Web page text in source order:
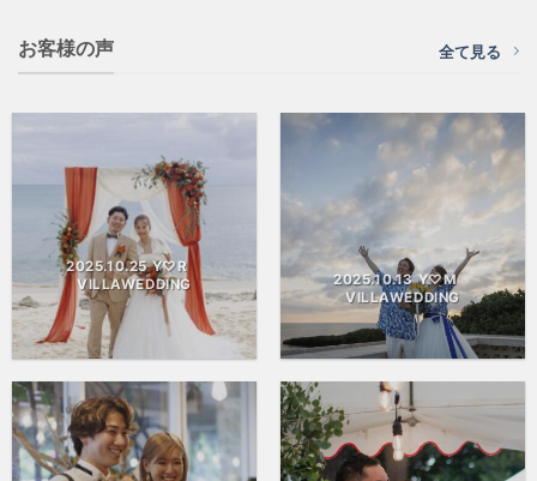
お客様の声 全て見る
2025.10.25 Y♡R
VILLAWEDDING
2025.10.13 Y♡M
VILLAWEDDING